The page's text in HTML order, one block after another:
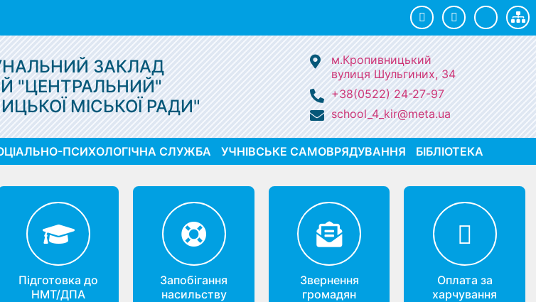
ЗАКЛАД
"ЦЕНТРАЛЬНИЙ"
МІСЬКОЇ РАДИ"
м.Кропивницький
вулиця Шульгиних, 34
+38(0522) 24-27-97
school_4_kir@meta.ua
ПСИХОЛОГІЧНА СЛУЖБА УЧНІВСЬКЕ САМОВРЯДУВАННЯ БІБЛІОТЕКА
Підготовка до
НМТ/ДПА
Запобігання
насильству
Звернення
громадян
Оплата за
харчування